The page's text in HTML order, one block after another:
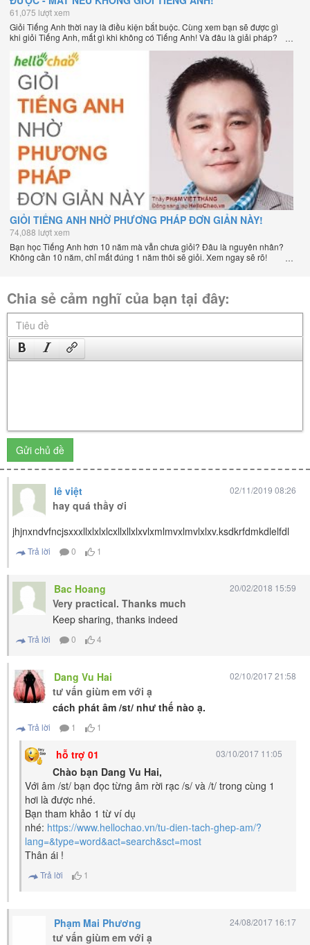
61,075 lượt xem
Giỏi Tiếng Anh thời nay là điều kiện bắt buộc. Cùng xem bạn sẽ được gì
khi giỏi Tiếng Anh, mất gì khi không có Tiếng Anh! Và đâu là giải pháp?
GIỎI TIẾNG ANH NHỜ PHƯƠNG PHÁP ĐƠN GIẢN NÀY!
74,088 lượt xem
Bạn học Tiếng Anh hơn 10 năm mà vẫn chưa giỏi? Đâu là nguyên nhân?
Không cần 10 năm, chỉ mất đúng 1 năm thôi sẽ giỏi. Xem ngay sẽ rõ!
Chia sẻ cảm nghĩ của bạn tại đây:
Gửi chủ đề
lê việt 02/11/2019 08:26
hay quá thầy ơi
jhjnxndvfncjsxxxllxlxlxlcxllxllxlxvlxmlmvxlmvlxlxv.ksdkrfdmkdlelfdl
Trả lời 0 1
Bac Hoang 20/02/2018 15:59
Very practical. Thanks much
Keep sharing, thanks indeed
Trả lời 0 4
Dang Vu Hai 02/10/2017 21:58
tư vấn giùm em với ạ
cách phát âm /st/ như thế nào ạ.
Trả lời 1 1
hỗ trợ 01 03/10/2017 11:05
Chào bạn Dang Vu Hai,
Với âm /st/ bạn đọc từng âm rời rạc /s/ và /t/ trong cùng 1
hơi là được nhé.
Bạn tham khảo 1 từ ví dụ
nhé: https://www.hellochao.vn/tu-dien-tach-ghep-am/?
lang=&type=word&act=search&sct=most
Thân ái !
Trả lời 1
Phạm Mai Phương 24/08/2017 16:17
tư vấn giùm em với ạ